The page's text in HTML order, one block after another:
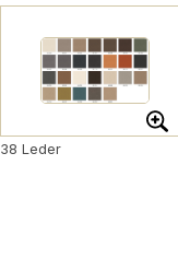
38 Leder